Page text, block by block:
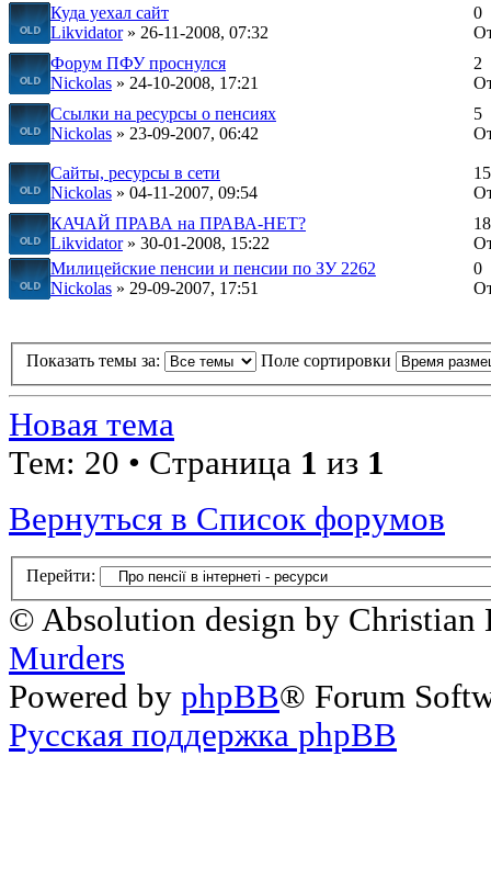
Куда уехал сайт
Likvidator» 26-11-2008, 07:32
0
Форум ПФУ проснулся
Nickolas » 24-10-2008, 17:21
2
Ссылки на ресурсы о пенсиях
Nickolas » 23-09-2007, 06:42
5
Сайты, ресурсы в сети
Nickolas » 04-11-2007, 09:54
15
КАЧАЙ ПРАВА на ПРАВА-НЕТ?
Likvidator» 30-01-2008, 15:22
18
Милицейские пенсии и пенсии по ЗУ 2262
Nickolas » 29-09-2007, 17:51
0
Показать темы за: Поле сортировки
Новая тема
Тем: 20 • Страница 1 из 1
Вернуться в Список форумов
Перейти:
© Absolution design by
Murders
Powered by phpBB® Forum
Русская поддержка phpBB